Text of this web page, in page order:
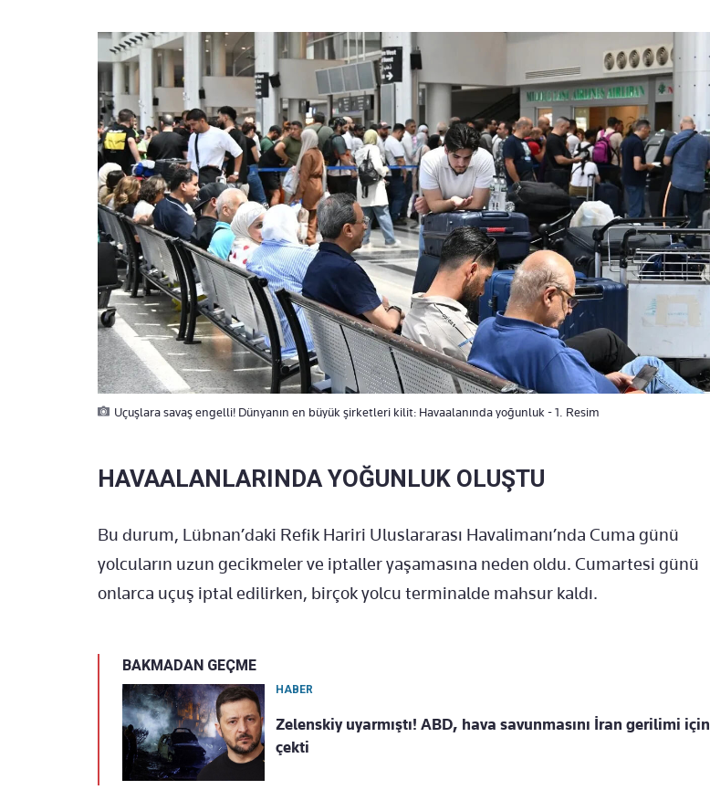
Uçuşlara savaş engelli! Dünyanın en büyük şirketleri kilit: Havaalanında yoğunluk - 1. Resim
HAVAALANLARINDA YOĞUNLUK OLUŞTU
Bu durum, Lübnan’daki Refik Hariri Uluslararası Havalimanı’nda Cuma günü
yolcuların uzun gecikmeler ve iptaller yaşamasına neden oldu. Cumartesi günü
onlarca uçuş iptal edilirken, birçok yolcu terminalde mahsur kaldı.
BAKMADAN GEÇME
HABER
Zelenskiy uyarmıştı! ABD, hava savunmasını İran gerilimi için
çekti